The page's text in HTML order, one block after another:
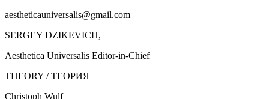
aestheticauniversalis@gmail.com
SERGEY DZIKEVICH,
Aesthetica Universalis Editor-in-Chief
THEORY / ТЕОРИЯ
Christoph Wulf